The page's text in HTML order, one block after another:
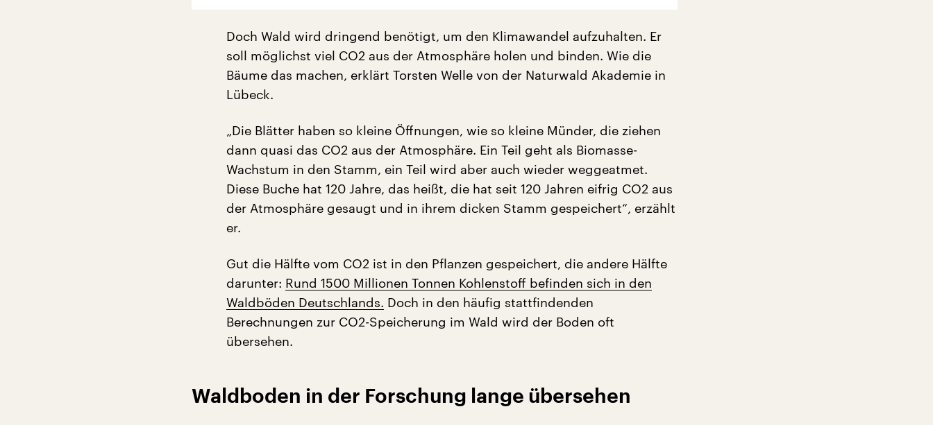
Doch Wald wird dringend benötigt, um den Klimawandel aufzuhalten. Er
soll möglichst viel CO2 aus der Atmosphäre holen und binden. Wie die
Bäume das machen, erklärt Torsten Welle von der Naturwald Akademie in
Lübeck.
„Die Blätter haben so kleine Öffnungen, wie so kleine Münder, die ziehen
dann quasi das CO2 aus der Atmosphäre. Ein Teil geht als Biomasse-
Wachstum in den Stamm, ein Teil wird aber auch wieder weggeatmet.
Diese Buche hat 120 Jahre, das heißt, die hat seit 120 Jahren eifrig CO2 aus
der Atmosphäre gesaugt und in ihrem dicken Stamm gespeichert“, erzählt
er.
Gut die Hälfte vom CO2 ist in den Pflanzen gespeichert, die andere Hälfte
darunter: Rund 1500 Millionen Tonnen Kohlenstoff befinden sich in den
Waldböden Deutschlands. Doch in den häufig stattfindenden
Berechnungen zur CO2-Speicherung im Wald wird der Boden oft
übersehen.
Waldboden in der Forschung lange übersehen